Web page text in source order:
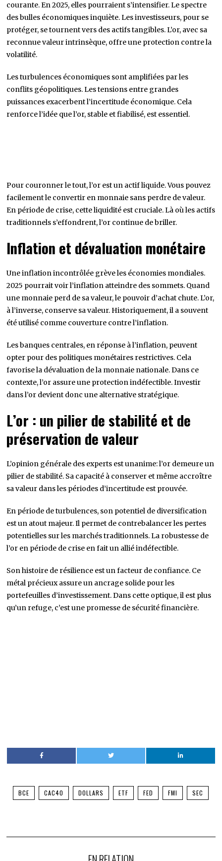
courante. En 2025, elles pourraient s’intensifier. Le spectre
des bulles économiques inquiète. Les investisseurs, pour se
protéger, se tournent vers des actifs tangibles. L’or, avec sa
reconnue valeur intrinsèque, offre une protection contre la
volatilité.
Les turbulences économiques sont amplifiées par les
conflits géopolitiques. Les tensions entre grandes
puissances exacerbent l’incertitude économique. Cela
renforce l’idée que l’or, stable et fiabilisé, est essentiel.
Pour couronner le tout, l’or est un actif liquide. Vous pouvez
facilement le convertir en monnaie sans perdre de valeur.
En période de crise, cette liquidité est cruciale. Là où les actifs
traditionnels s’effondrent, l’or continue de briller.
Inflation et dévaluation monétaire
Une inflation incontrôlée grève les économies mondiales.
2025 pourrait voir l’inflation atteindre des sommets. Quand
une monnaie perd de sa valeur, le pouvoir d’achat chute. L’or,
à l’inverse, conserve sa valeur. Historiquement, il a souvent
été utilisé comme couverture contre l’inflation.
Les banques centrales, en réponse à l’inflation, peuvent
opter pour des politiques monétaires restrictives. Cela
favorise la dévaluation de la monnaie nationale. Dans ce
contexte, l’or assure une protection indéfectible. Investir
dans l’or devient donc une alternative stratégique.
L’or : un pilier de stabilité et de
préservation de valeur
L’opinion générale des experts est unanime: l’or demeure un
pilier de stabilité. Sa capacité à conserver et même accroître
sa valeur dans les périodes d’incertitude est prouvée.
En période de turbulences, son potentiel de diversification
est un atout majeur. Il permet de contrebalancer les pertes
potentielles sur les marchés traditionnels. La robustesse de
l’or en période de crise en fait un allié indéfectible.
Son histoire de résilience est un facteur de confiance. Ce
métal précieux assure un ancrage solide pour les
portefeuilles d’investissement. Dans cette optique, il est plus
qu’un refuge, c’est une promesse de sécurité financière.
BCE CAC40 DOLLARS ETF FED FMI SEC